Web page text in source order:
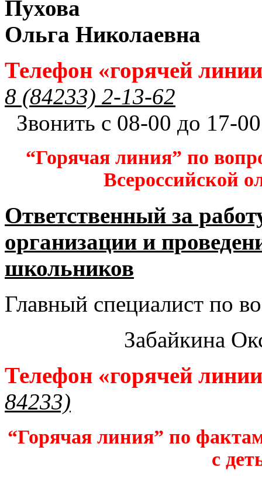
Пухова
Ольга Николаевна
Телефон «горячей
8 (84233) 2-13-62
Звонить с 08-00 до 17-
“Горячая линия” по
Всероссийской
Ответственный за
организации и
школьников​
Главный специалист по
Забайкина
Телефон «горячей
84233)
“Горячая линия” по
с